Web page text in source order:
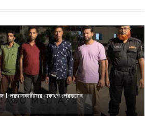
! প্রদানকারীদের একাংশ গ্রেফতার